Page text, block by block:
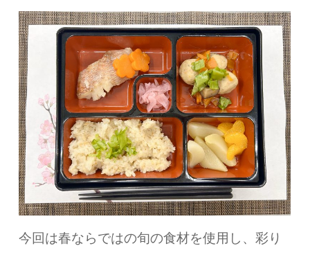
今回は春ならではの旬の食材を使用し、彩り